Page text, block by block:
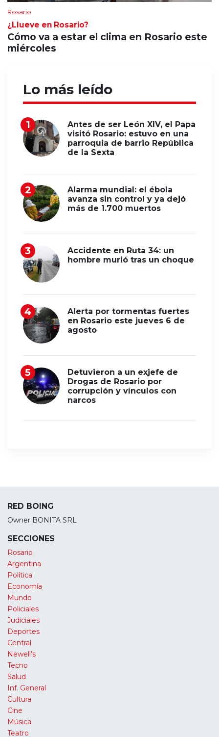
Rosario
¿Llueve en Rosario?
Cómo va a estar el clima en Rosario este
miércoles
Lo más leído
Antes de ser León XIV, el Papa
visitó Rosario: estuvo en una
parroquia de barrio República
de la Sexta
Alarma mundial: el ébola
avanza sin control y ya dejó
más de 1.700 muertos
Accidente en Ruta 34: un
hombre murió tras un choque
Alerta por tormentas fuertes
en Rosario este jueves 6 de
agosto
Detuvieron a un exjefe de
Drogas de Rosario por
corrupción y vínculos con
narcos
RED BOING
Owner BONITA SRL
SECCIONES
Rosario
Argentina
Política
Economía
Mundo
Policiales
Judiciales
Deportes
Central
Newell’s
Tecno
Salud
Inf. General
Cultura
Cine
Música
Teatro